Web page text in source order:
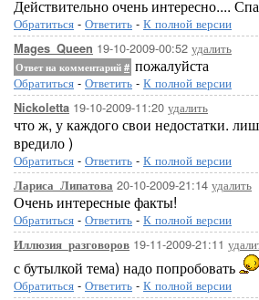
Действительно очень интересно....
Обратиться - Ответить - К полной версии
Mages_Queen 19-10-2009-00:52 удалить
Ответ на комментарий # пожалуйста
Обратиться - Ответить - К полной версии
Nickoletta 19-10-2009-11:20 удалить
что ж, у каждого свои недостатки.
вредило )
Обратиться - Ответить - К полной версии
Лариса_Липатова 20-10-2009-21:14 удалить
Очень интересные факты!
Обратиться - Ответить - К полной версии
Иллюзия_разговоров 19-11-2009-21:11
с бутылкой тема) надо попробовать
Обратиться - Ответить - К полной версии